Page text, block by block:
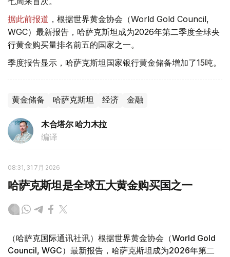
据此前报道 ，根据世界黄金协会（World Gold Council,
WGC）最新报告，哈萨克斯坦成为2026年第二季度全球央
行黄金购买量排名前五的国家之一。
季度报告显示，哈萨克斯坦国家银行黄金储备增加了15吨。
黄金储备 哈萨克斯坦 经济 金融
木合塔尔 哈力木拉
编译
08:31, 31 7月 2026
哈萨克斯坦是全球五大黄金购买国之一
（哈萨克国际通讯社讯）根据世界黄金协会（World Gold
Council, WGC）最新报告，哈萨克斯坦成为2026年第二